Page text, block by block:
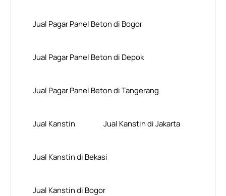
Jual Pagar Panel Beton di Bogor
Jual Pagar Panel Beton di Depok
Jual Pagar Panel Beton di Tangerang
Jual Kanstin Jual Kanstin di Jakarta
Jual Kanstin di Bekasi
Jual Kanstin di Bogor